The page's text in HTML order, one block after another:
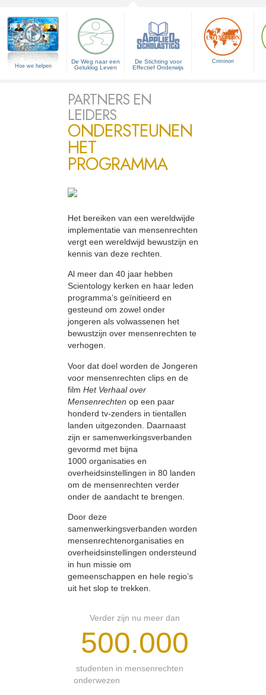
Hoe we helpen
De Weg naar een
Gelukkig Leven
De Stichting voor
Effectief Onderwijs
Criminon
PARTNERS EN
LEIDERS
ONDERSTEUNEN
HET
PROGRAMMA
Het bereiken van een wereldwijde
implementatie van mensenrechten
vergt een wereldwijd bewustzijn en
kennis van deze rechten.
Al meer dan 40 jaar hebben
Scientology kerken en haar leden
programma’s geïnitieerd en
gesteund om zowel onder
jongeren als volwassenen het
bewustzijn over mensenrechten te
verhogen.
Voor dat doel worden de Jongeren
voor mensenrechten clips en de
film Het Verhaal over
Mensenrechten op een paar
honderd tv-zenders in tientallen
landen uitgezonden. Daarnaast
zijn er samenwerkingsverbanden
gevormd met bijna
1000 organisaties en
overheidsinstellingen in 80 landen
om de mensenrechten verder
onder de aandacht te brengen.
Door deze
samenwerkingsverbanden worden
mensenrechtenorganisaties en
overheidsinstellingen ondersteund
in hun missie om
gemeenschappen en hele regio’s
uit het slop te trekken.
Verder zijn nu meer dan
500.000
studenten in mensenrechten
onderwezen